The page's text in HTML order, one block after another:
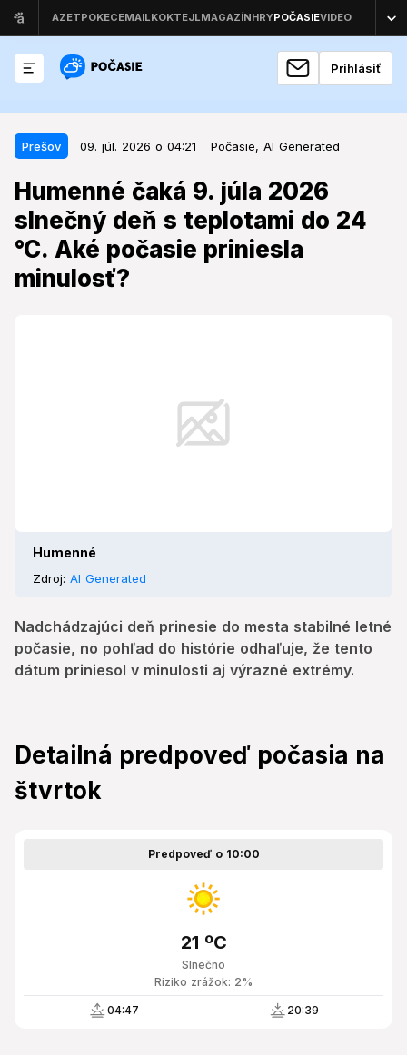
Prihlásiť
Prešov 09. júl. 2026 o 04:21 Počasie, AI Generated
Humenné čaká 9. júla 2026
slnečný deň s teplotami do 24
°C. Aké počasie priniesla
minulosť?
Humenné
Zdroj: AI Generated
Nadchádzajúci deň prinesie do mesta stabilné letné
počasie, no pohľad do histórie odhaľuje, že tento
dátum priniesol v minulosti aj výrazné extrémy.
Prešov 09. júl. 2026 o 04:21
Humenné čaká 9. júla 2026
slnečný deň s teplotami do 24 °C.
Aké počasie priniesla minulosť?
Nadchádzajúci deň prinesie do mesta stabilné letné
počasie, no pohľad do histórie odhaľuje, že tento
Detailná predpoveď počasia na
štvrtok
Predpoveď o 10:00
Slnečno
21 ºC
Riziko zrážok: 2%
04:47 20:39